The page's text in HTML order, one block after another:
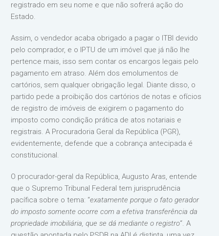
registrado em seu nome e que não sofrerá ação do
Estado.
Assim, o vendedor acaba obrigado a pagar o ITBI devido
pelo comprador, e o IPTU de um imóvel que já não lhe
pertence mais, isso sem contar os encargos legais pelo
pagamento em atraso. Além dos emolumentos de
cartórios, sem qualquer obrigação legal. Diante disso, o
partido pede a proibição dos cartórios de notas e ofícios
de registro de imóveis de exigirem o pagamento do
imposto como condição prática de atos notariais e
registrais. A Procuradoria Geral da República (PGR),
evidentemente, defende que a cobrança antecipada é
constitucional.
O procurador-geral da República, Augusto Aras, entende
que o Supremo Tribunal Federal tem jurisprudência
pacífica sobre o tema: “exatamente porque o fato gerador
do imposto somente ocorre com a efetiva transferência da
propriedade imobiliária, que se dá mediante o registro“. A